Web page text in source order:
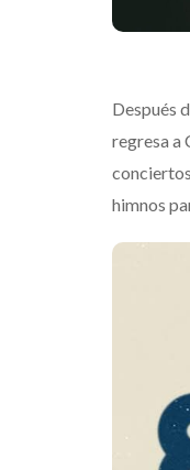
Después
regresa a
himnos